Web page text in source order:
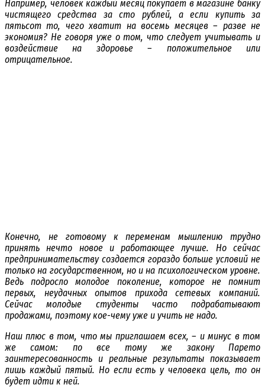
Например, человек каждый месяц покупает в магазине банку
чистящего средства за сто рублей, а если купить за
пятьсот то, чего хватит на восемь месяцев – разве не
экономия? Не говоря уже о том, что следует учитывать и
воздействие на здоровье – положительное или
отрицательное.
Конечно, не готовому к переменам мышлению трудно
принять нечто новое и работающее лучше. Но сейчас
предпринимательству создается гораздо больше условий не
только на государственном, но и на психологическом уровне.
Ведь подросло молодое поколение, которое не помнит
первых, неудачных опытов прихода сетевых компаний.
Сейчас молодые студенты часто подрабатывают
продажами, поэтому кое-чему уже и учить не надо.
Наш плюс в том, что мы приглашаем всех, – и минус в том
же самом: по все тому же закону Парето
заинтересованность и реальные результаты показывает
лишь каждый пятый. Но если есть у человека цель, то он
будет идти к ней.